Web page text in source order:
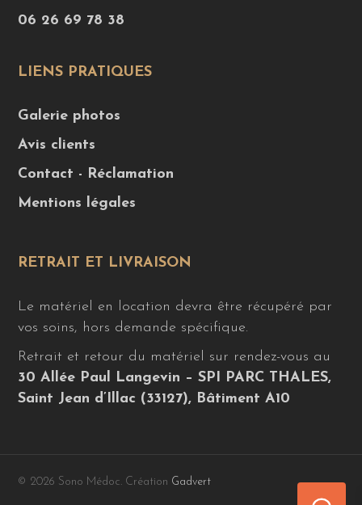
06 26 69 78 38
LIENS PRATIQUES
Galerie photos
Avis clients
Contact - Réclamation
Mentions légales
RETRAIT ET LIVRAISON
Le matériel en location devra être récupéré par
vos soins, hors demande spécifique.
Retrait et retour du matériel sur rendez-vous au
30 Allée Paul Langevin – SPI PARC THALES,
Saint Jean d’Illac (33127), Bâtiment A10
© 2026 Sono Médoc. Création Gadvert